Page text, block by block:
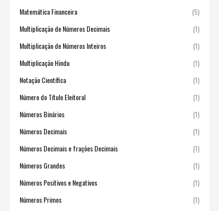
Matemática Financeira
(5)
Multiplicação de Números Decimais
(1)
Multiplicação de Números Inteiros
(1)
Multiplicação Hindu
(1)
Notação Científica
(1)
Número do Título Eleitoral
(1)
Números Binários
(1)
Números Decimais
(1)
Números Decimais e frações Decimais
(1)
Números Grandes
(1)
Números Positivos e Negativos
(1)
Números Primos
(1)